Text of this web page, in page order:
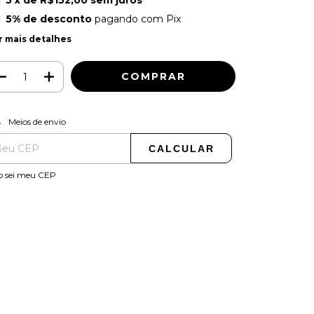
5% de descontopagando com Pix
mais detalhes
para o CEP:
Meios de envio
CALCULAR
sei meu CEP